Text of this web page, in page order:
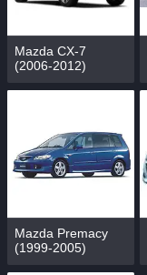
Mazda CX-7
(2006-2012)
Mazda Premacy
(1999-2005)